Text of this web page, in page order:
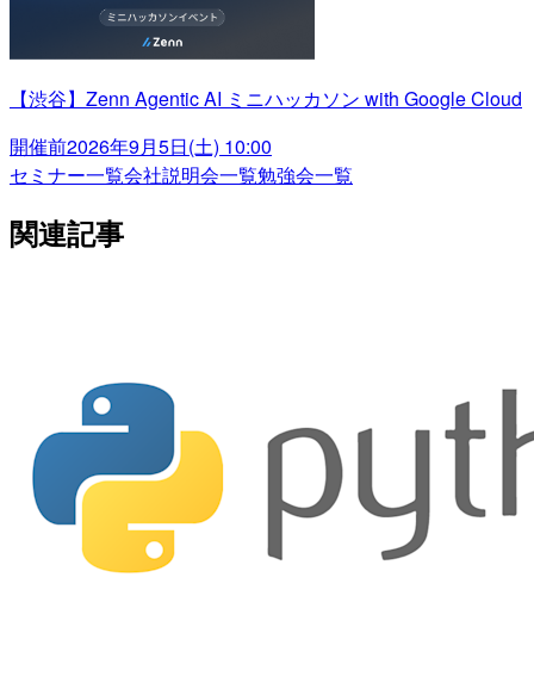
【渋谷】Zenn Agentic AI ミニハッカソン with Google Cloud
開催前2026年9月5日(土) 10:00
セミナー一覧会社説明会一覧勉強会一覧
関連記事